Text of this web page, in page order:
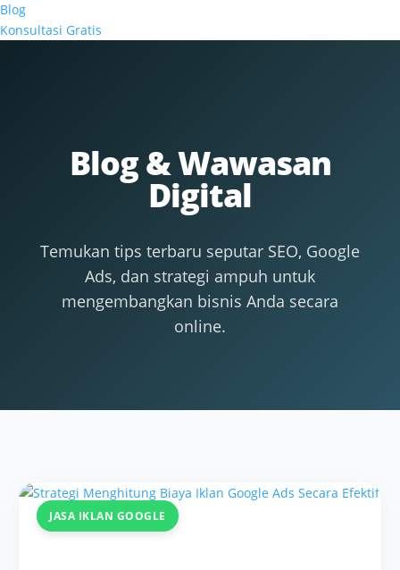
Blog
Konsultasi Gratis
Blog & Wawasan
Digital
Temukan tips terbaru seputar SEO, Google
Ads, dan strategi ampuh untuk
mengembangkan bisnis Anda secara
online.
JASA IKLAN GOOGLE